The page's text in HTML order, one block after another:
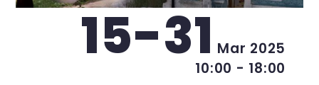
15-31 Mar 2025
10:00 - 18:00